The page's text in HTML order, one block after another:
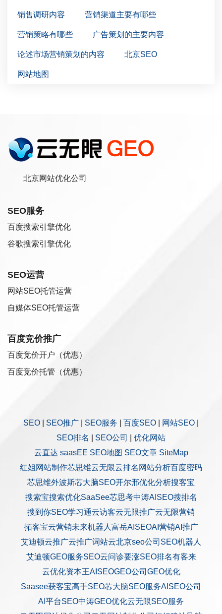
销售调研内容 营销渠道主要有哪些
营销策略有哪些 广告策划的主要内容
论述市场营销策划的内容 北京SEO
网站地图
北京网站优化公司
SEO服务
百度搜索引擎优化
谷歌搜索引擎优化
SEO运营
网站SEO托管运营
自媒体SEO托管运营
百度竞价推广
百度竞价开户（优惠）
百度竞价托管（优惠）
SEO SEO推广 SEO服务 百度SEO 网站SEO
SEO排名
SEO公司
优化网站
云直达 saasEE SEO地图 SEO文章 SiteMap
红姐网站制作芯思维云无限云排名 网站分析百度密码
芯思维外波斯芯大脑SEO开尔邢优化分析搜客宝
搜索宝搜索优化SaaSee芯思考中涛AISEO搜排名
搜到你SEO学习通云访客云无限推广云无限营销
拓客宝云营销未来机器人 富岳AISEOAI营销AI推广
艾迪顿云推广云推广词站云北京seo公司 SEO机器人
艾迪顿GEO服务SEO云问诊要涨SEO排名有客来
云优化资本王AISEOGEO公司 GEO优化
Saasee获客宝高手SEO芯大脑SEO服务AISEO公司
AI平台SEO中涛GEO优化云无限SEO服务